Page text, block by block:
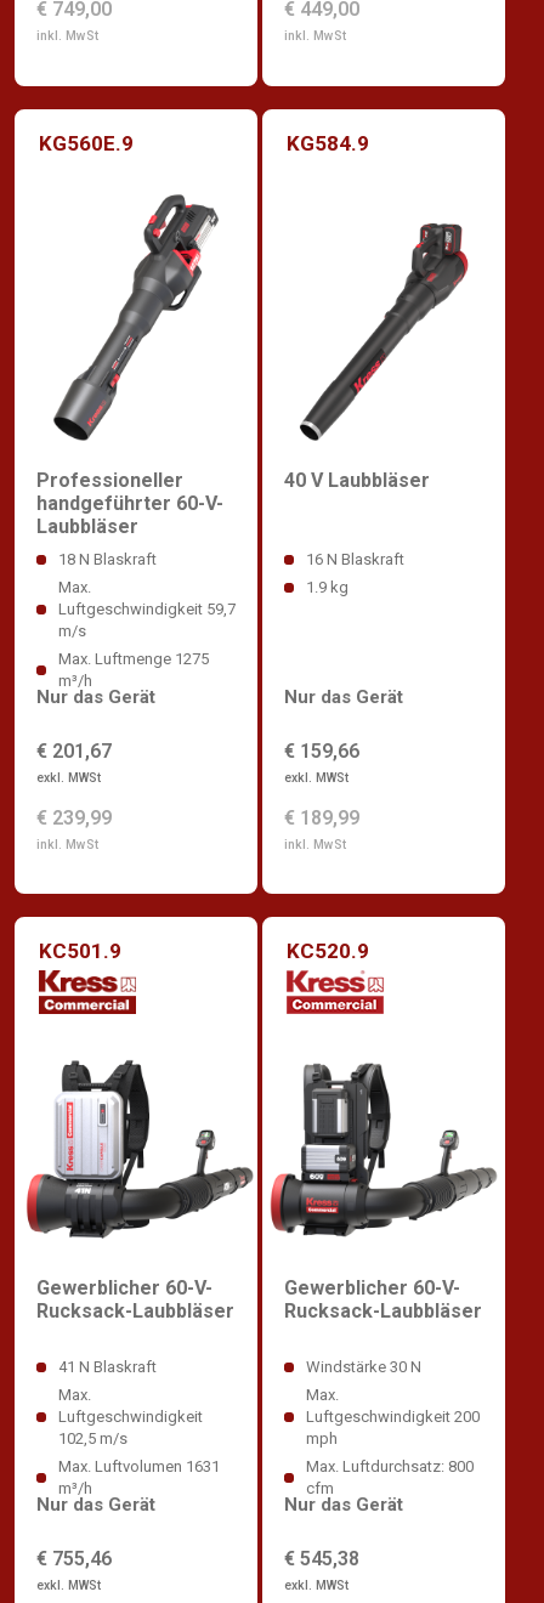
€ 749,00
inkl. MwSt
€ 449,00
inkl. MwSt
KG560E.9
Professioneller
handgeführter 60-V-
Laubbläser
18 N Blaskraft
Max.
Luftgeschwindigkeit 59,7
m/s
Max. Luftmenge 1275
m³/h
€ 201,67
exkl. MWSt
€ 239,99
inkl. MwSt
Nur das Gerät
KG584.9
40 V Laubbläser
16 N Blaskraft
1.9 kg
€ 159,66
exkl. MWSt
€ 189,99
inkl. MwSt
Nur das Gerät
KC501.9
Gewerblicher 60-V-
Rucksack-Laubbläser
41 N Blaskraft
Max.
Luftgeschwindigkeit
102,5 m/s
Max. Luftvolumen 1631
m³/h
€ 755,46
exkl. MWSt
Nur das Gerät
KC520.9
Gewerblicher 60-V-
Rucksack-Laubbläser
Windstärke 30 N
Max.
Luftgeschwindigkeit 200
mph
Max. Luftdurchsatz: 800
cfm
€ 545,38
exkl. MWSt
Nur das Gerät